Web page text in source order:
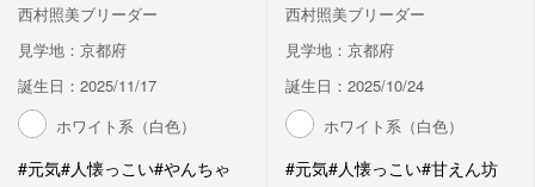
西村照美ブリーダー
見学地：京都府
誕生日：2025/11/17
ホワイト系（白色）
#元気#人懐っこい#やんちゃ
西村照美ブリーダー
見学地：京都府
誕生日：2025/10/24
ホワイト系（白色）
#元気#人懐っこい#甘えん坊